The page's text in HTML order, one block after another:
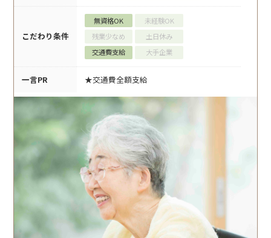
こだわり条件
無資格OK
未経験OK
残業少なめ
土日休み
交通費支給
大手企業
一言PR ★交通費全額支給